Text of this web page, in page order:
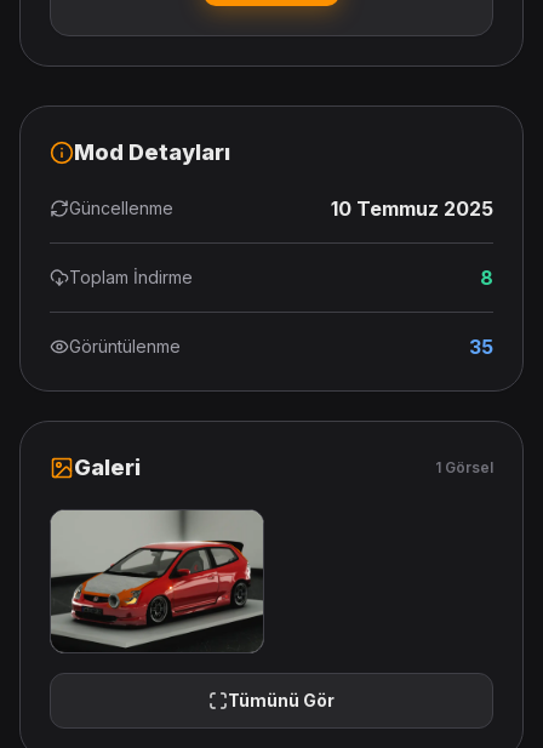
Mod Detayları
Güncellenme 10 Temmuz 2025
Toplam İndirme 8
Görüntülenme 35
Galeri 1 Görsel
Tümünü Gör